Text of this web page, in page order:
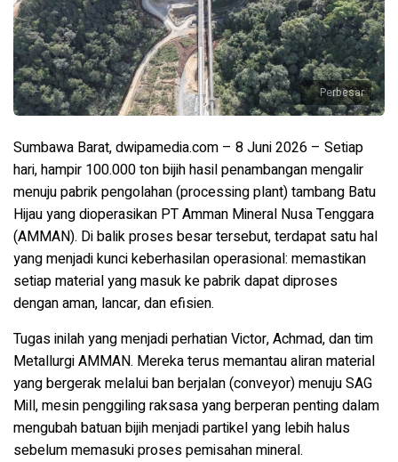
Perbesar
Sumbawa Barat, dwipamedia.com – 8 Juni 2026 – Setiap
hari, hampir 100.000 ton bijih hasil penambangan mengalir
menuju pabrik pengolahan (processing plant) tambang Batu
Hijau yang dioperasikan PT Amman Mineral Nusa Tenggara
(AMMAN). Di balik proses besar tersebut, terdapat satu hal
yang menjadi kunci keberhasilan operasional: memastikan
setiap material yang masuk ke pabrik dapat diproses
dengan aman, lancar, dan efisien.
Tugas inilah yang menjadi perhatian Victor, Achmad, dan tim
Metallurgi AMMAN. Mereka terus memantau aliran material
yang bergerak melalui ban berjalan (conveyor) menuju SAG
Mill, mesin penggiling raksasa yang berperan penting dalam
mengubah batuan bijih menjadi partikel yang lebih halus
sebelum memasuki proses pemisahan mineral.